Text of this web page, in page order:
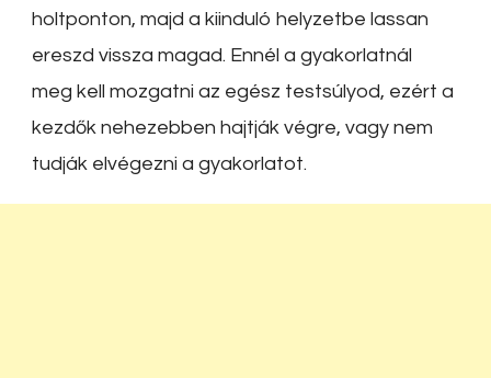
holtponton, majd a kiinduló helyzetbe lassan
ereszd vissza magad. Ennél a gyakorlatnál
meg kell mozgatni az egész testsúlyod, ezért a
kezdők nehezebben hajtják végre, vagy nem
tudják elvégezni a gyakorlatot.